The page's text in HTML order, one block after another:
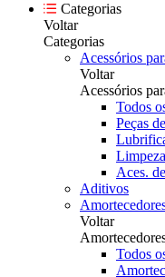
Categorias
Voltar
Categorias
Acessórios
Voltar
Acessórios
Todos
Peças
Aces.
Aditivos
Voltar
Todos